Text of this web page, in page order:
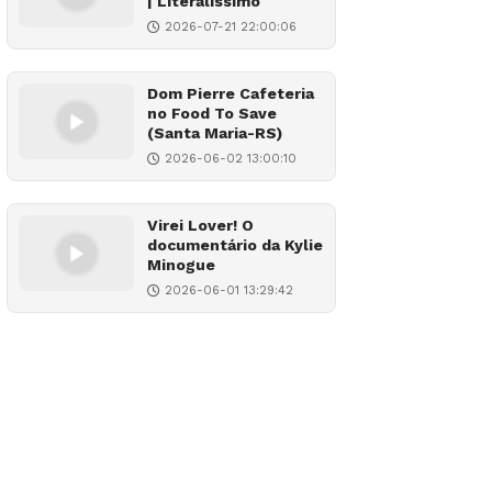
2026-07-21 22:00:06
Dom Pierre Cafeteria
no Food To Save
(Santa Maria-RS)
2026-06-02 13:00:10
Virei Lover! O
documentário da Kylie
Minogue
2026-06-01 13:29:42